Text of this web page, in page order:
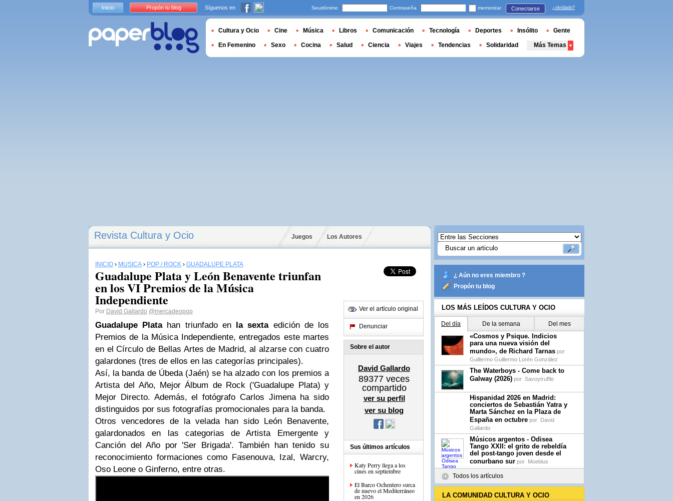
Revista Cultura y Ocio Juegos Los Autores
INICIO › MÚSICA › POP / ROCK › GUADALUPE PLATA
Guadalupe Plata y León Benavente triunfan
en los VI Premios de la Música
Independiente
Por David Gallardo @mercadeopop
Guadalupe Platahan triunfado en la sextaedición de los
Premios de la Música Independiente, entregados este martes
en el Círculo de Bellas Artes de Madrid, al alzarse con cuatro
galardones (tres de ellos en las categorías principales).
Así, la banda de Úbeda (Jaén) se ha alzado con los premios a
Artista del Año, Mejor Álbum de Rock ('Guadalupe Plata) y
Mejor Directo. Además, el fotógrafo Carlos Jimena ha sido
distinguidos por sus fotografías promocionales para la banda.
Otros vencedores de la velada han sido León Benavente,
galardonados en las categorias de Artista Emergente y
Canción del Año por 'Ser Brigada'. También han tenido su
reconocimiento formaciones como Fasenouva, Izal, Warcry,
Oso Leone o Ginferno, entre otras.
Ver el artículo original
Denunciar
Sobre el autor
David Gallardo
89377 veces
compartido
ver su perfil
ver su blog
Sus últimos artículos
Katy Perry llega a los
cines en septiembre
El Barco Ochentero surca
de nuevo el Mediterráneo
en 2026
¿ Aún no eres miembro ?
Propón tu blog
LOS MÁS LEÍDOS CULTURA Y OCIO
Del día De la semana Del mes
«Cosmos y Psique. Indicios
para una nueva visión del
mundo», de Richard Tarnas por
Guillermo Guillermo Lorén González
The Waterboys - Come back to
Galway (2026) por Savoytruffle
Hispanidad 2026 en Madrid:
conciertos de Sebastián Yatra y
Marta Sánchez en la Plaza de
España en octubre por David
Gallardo
Músicos argentos - Odisea
Tango XXII: el grito de rebeldía
del post-tango joven desde el
conurbano sur por Moebius
Todos los artículos
LA COMUNIDAD CULTURA Y OCIO
Inicio Propón tu blog Síguenos en Seudónimo Contraseña memorizar Conectarse ¿olvidado?
Cultura y Ocio Cine Música Libros Comunicación Tecnología Deportes Insólito Gente
En Femenino Sexo Cocina Salud Ciencia Viajes Tendencias Solidaridad Más Temas